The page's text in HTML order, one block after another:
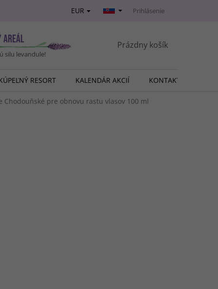
EUR Prihlásenie
AREÁL
silu levandule!
NÁKUPNÝ
Prázdny košík
RESORT KALENDÁR AKCIÍ KONTAKT
Chodouňské pre obnovu rastu vlasov 100 ml